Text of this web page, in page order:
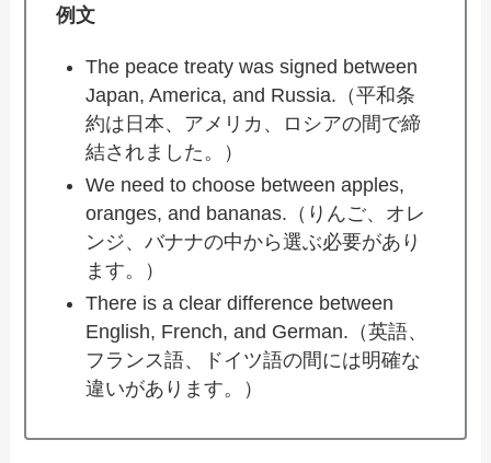
例文
The peace treaty was signed between
Japan, America, and Russia.（平和条
約は日本、アメリカ、ロシアの間で締
結されました。）
We need to choose between apples,
oranges, and bananas.（りんご、オレ
ンジ、バナナの中から選ぶ必要があり
ます。）
There is a clear difference between
English, French, and German.（英語、
フランス語、ドイツ語の間には明確な
違いがあります。）